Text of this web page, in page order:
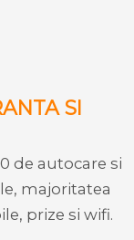
SI
de autocare si
majoritatea
prize si wifi.